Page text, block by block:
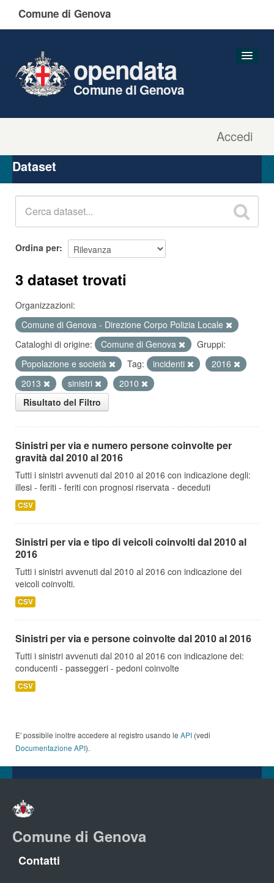
Comune di Genova
Accedi
opendata
Comune di Genova
Organizzazioni
Gruppi
Dataset
Ordina per
3 dataset trovati
Organizzazioni:
Comune di Genova - Direzione Corpo Polizia Locale
Cataloghi di origine:
Comune di Genova
Gruppi:
Popolazione e società
Tag: incidenti
2016
2013
sinistri
2010
Risultato del Filtro
Sinistri per via e numero persone coinvolte per
gravità dal 2010 al 2016
Tutti i sinistri avvenuti dal 2010 al 2016 con indicazione degli:
illesi - feriti - feriti con prognosi riservata - deceduti
CSV
Sinistri per via e tipo di veicoli coinvolti dal 2010 al
2016
Tutti i sinistri avvenuti dal 2010 al 2016 con indicazione dei
veicoli coinvolti.
CSV
Sinistri per via e persone coinvolte dal 2010 al 2016
Tutti i sinistri avvenuti dal 2010 al 2016 con indicazione dei:
conducenti - passeggeri - pedoni coinvolte
CSV
E' possibile inoltre accedere al registro usando le API (vedi
Documentazione API).
Comune di Genova
Contatti